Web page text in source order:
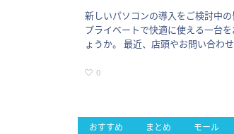
新しいパソコンの導入をご検討中
プライベートで快適に使える一台
ょうか。 最近、店頭やお問い合わ
高すぎて、なかなか手…
0
おすすめ まとめ モール